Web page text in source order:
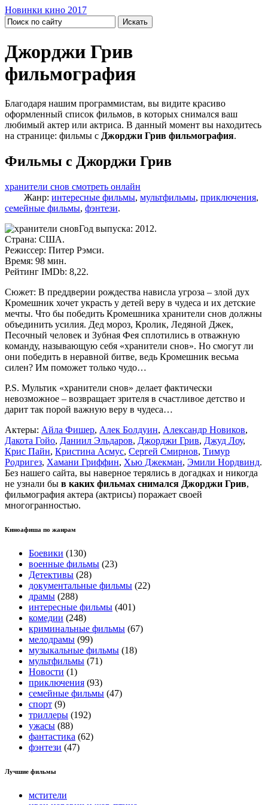
Новинки кино 2017
Джорджи Грив
фильмография
Благодаря нашим программистам, вы видите красиво
оформленный список фильмов, в которых снимался ваш
любимый актер или актриса. В данный момент вы находитесь
на странице: фильмы с Джорджи Грив фильмография.
Фильмы с Джорджи Грив
хранители снов смотреть онлайн
Жанр: интересные фильмы, мультфильмы, приключения,
семейные фильмы, фэнтези.
Год выпуска: 2012.
Страна: США.
Режиссер: Питер Рэмси.
Время: 98 мин.
Рейтинг IMDb: 8,22.
Сюжет: В преддверии рождества нависла угроза – злой дух
Кромешник хочет украсть у детей веру в чудеса и их детские
мечты. Что бы победить Кромешника хранители снов должны
объединить усилия. Дед мороз, Кролик, Ледяной Джек,
Песочный человек и Зубная Фея сплотились в отважную
команду, называющую себя «хранители снов». Но смогут ли
они победить в неравной битве, ведь Кромешник весьма
силен? Им поможет только чудо…
P.S. Мультик «хранители снов» делает фактически
невозможное – возвращает зрителя в счастливое детство и
дарит так порой важную веру в чудеса…
Актеры: Айла Фишер, Алек Болдуин, Александр Новиков,
Дакота Гойо, Даниил Эльдаров, Джорджи Грив, Джуд Лоу,
Крис Пайн, Кристина Асмус, Сергей Смирнов, Тимур
Родригез, Хамани Гриффин, Хью Джекман, Эмили Нордвинд.
Без нашего сайта, вы наверное терялись в догадках и никогда
не узнали бы в каких фильмах снимался Джорджи Грив,
фильмография актера (актрисы) поражает своей
многогранностью.
Киноафиша по жанрам
Боевики (130)
военные фильмы (23)
Детективы (28)
документальные фильмы (22)
драмы (288)
интересные фильмы (401)
комедии (248)
криминальные фильмы (67)
мелодрамы (99)
музыкальные фильмы (18)
мультфильмы (71)
Новости (1)
приключения (93)
семейные фильмы (47)
спорт (9)
триллеры (192)
ужасы (88)
фантастика (62)
фэнтези (47)
Лучшие фильмы
мстители